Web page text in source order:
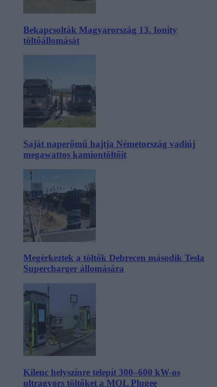
Bekapcsolták Magyarország 13. Ionity
töltőállomását
Saját naperőmű hajtja Németország vadiúj
megawattos kamiontöltőit
Megérkeztek a töltők Debrecen második Tesla
Supercharger állomására
Kilenc helyszínre telepít 300–600 kW-os
ultragyors töltőket a MOL Plugee